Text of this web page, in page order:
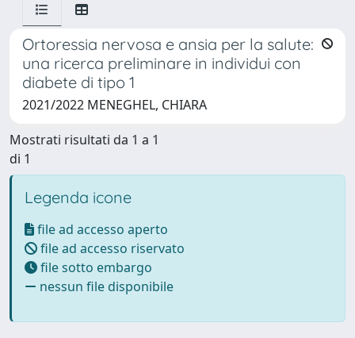
Ortoressia nervosa e ansia per la salute:
una ricerca preliminare in individui con
diabete di tipo 1
2021/2022 MENEGHEL, CHIARA
Mostrati risultati da 1 a 1
di 1
Legenda icone
file ad accesso aperto
file ad accesso riservato
file sotto embargo
nessun file disponibile